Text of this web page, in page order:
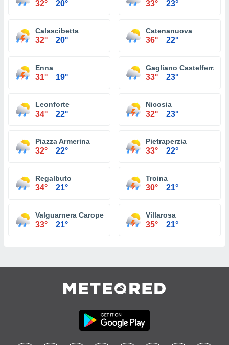
32° 20° 33° 23°
Calascibetta
32° 20°
Catenanuova
36° 22°
Enna
31° 19°
Gagliano Castelferrato
33° 23°
Leonforte
34° 22°
Nicosia
32° 23°
Piazza Armerina
32° 22°
Pietraperzia
33° 22°
Regalbuto
34° 21°
Troina
30° 21°
Valguarnera Caropepe
33° 21°
Villarosa
35° 21°